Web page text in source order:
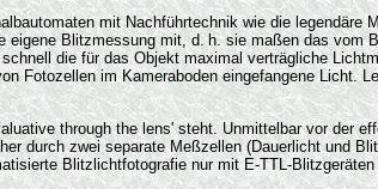
mit Nachführtechnik wie die
eigene Blitzmessung mit, d. h. sie maßen das
die für das Objekt maximal verträgliche
Fotozellen im Kameraboden eingefangene
through the lens' steht. Unmittelbar vor der
durch zwei separate Meßzellen (Dauerlicht und
Blitzlichtfotografie nur mit E-TTL-